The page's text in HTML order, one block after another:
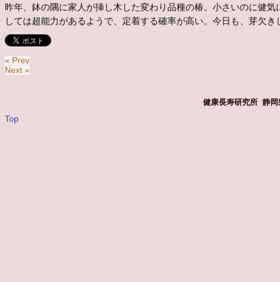
昨年、鉢の隅に家人が挿し木した変わり品種の椿。小さいのに健
しては超能力があるようで、定着する確率が高い。今日も、芽欠き
« Prev
Next »
健康長寿研究所 静岡
Top